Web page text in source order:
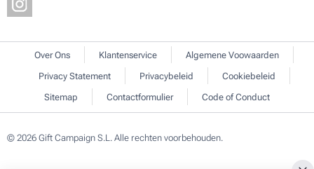
Over Ons Klantenservice
Algemene Voowaarden
Privacy Statement
Privacybeleid
Cookiebeleid
Sitemap
Contactformulier Code of Conduct
© 2026 Gift Campaign S.L. Alle rechten voorbehouden.